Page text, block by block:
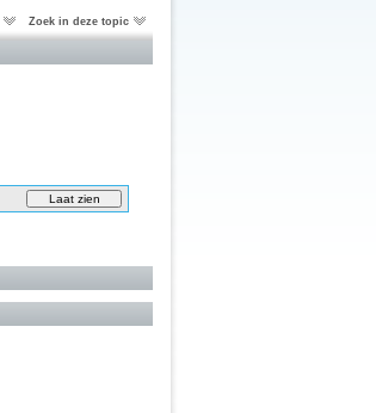
Zoek in deze topic